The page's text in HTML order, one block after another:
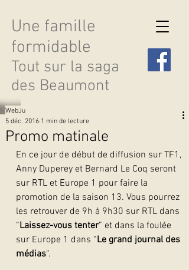
Une famille
formidable
Tout sur la saga
des Beaumont
Découvrir les saisons
Promo matinale
WebJu
5 déc. 2016 1 min de lecture
En ce jour de début de diffusion sur TF1,
Anny Duperey et Bernard Le Coq seront
sur RTL et Europe 1 pour faire la
promotion de la saison 13. Vous pourrez
les retrouver de 9h à 9h30 sur RTL dans
“Laissez-vous tenter” et dans la foulée
sur Europe 1 dans “Le grand journal des
médias“.